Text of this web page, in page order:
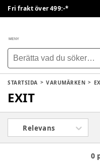
Fri frakt över 499:-*
MENY
STARTSIDA VARUMÄRKEN
EXIT
Relevans
0